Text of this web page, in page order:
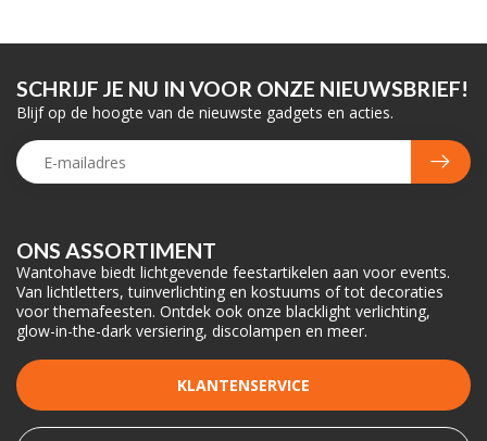
ONS ASSORTIMENT
Wantohave biedt lichtgevende feestartikelen aan voor events.
Van lichtletters, tuinverlichting en kostuums of tot decoraties
voor themafeesten. Ontdek ook onze blacklight verlichting,
glow-in-the-dark versiering, discolampen en meer.
KLANTENSERVICE
SCHRIJF JE NU IN VOOR ONZE NIEUWSBRIEF!
Blijf op de hoogte van de nieuwste gadgets en acties.